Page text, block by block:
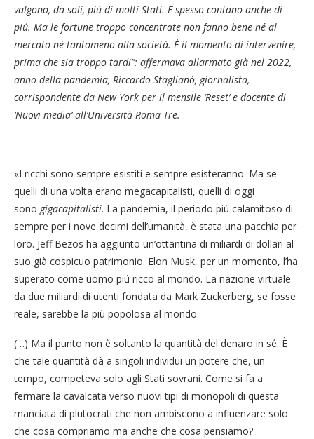
valgono, da soli, piú di molti Stati. E spesso contano anche di
piú. Ma le fortune troppo concentrate non fanno bene né al
mercato né tantomeno alla società. È il momento di intervenire,
prima che sia troppo tardi”: affermava allarmato già nel 2022,
anno della pandemia, Riccardo Staglianò, giornalista,
corrispondente da New York per il mensile ‘Reset’ e docente di
‘Nuovi media’ all’Università Roma Tre.
«I ricchi sono sempre esistiti e sempre esisteranno. Ma se
quelli di una volta erano megacapitalisti, quelli di oggi
sono gigacapitalisti. La pandemia, il periodo più calamitoso di
sempre per i nove decimi dell’umanità, è stata una pacchia per
loro. Jeff Bezos ha aggiunto un’ottantina di miliardi di dollari al
suo già cospicuo patrimonio. Elon Musk, per un momento, l’ha
superato come uomo piú ricco al mondo. La nazione virtuale
da due miliardi di utenti fondata da Mark Zuckerberg, se fosse
reale, sarebbe la più popolosa al mondo.
(…) Ma il punto non è soltanto la quantità del denaro in sé. È
che tale quantità dà a singoli individui un potere che, un
tempo, competeva solo agli Stati sovrani. Come si fa a
fermare la cavalcata verso nuovi tipi di monopoli di questa
manciata di plutocrati che non ambiscono a influenzare solo
che cosa compriamo ma anche che cosa pensiamo?